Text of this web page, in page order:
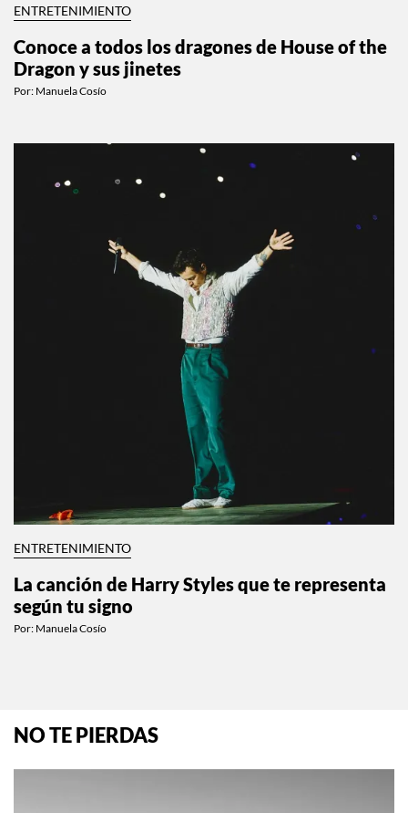
ENTRETENIMIENTO
Conoce a todos los dragones de House of the
Dragon y sus jinetes
Por: Manuela Cosío
ENTRETENIMIENTO
La canción de Harry Styles que te representa
según tu signo
Por: Manuela Cosío
NO TE PIERDAS